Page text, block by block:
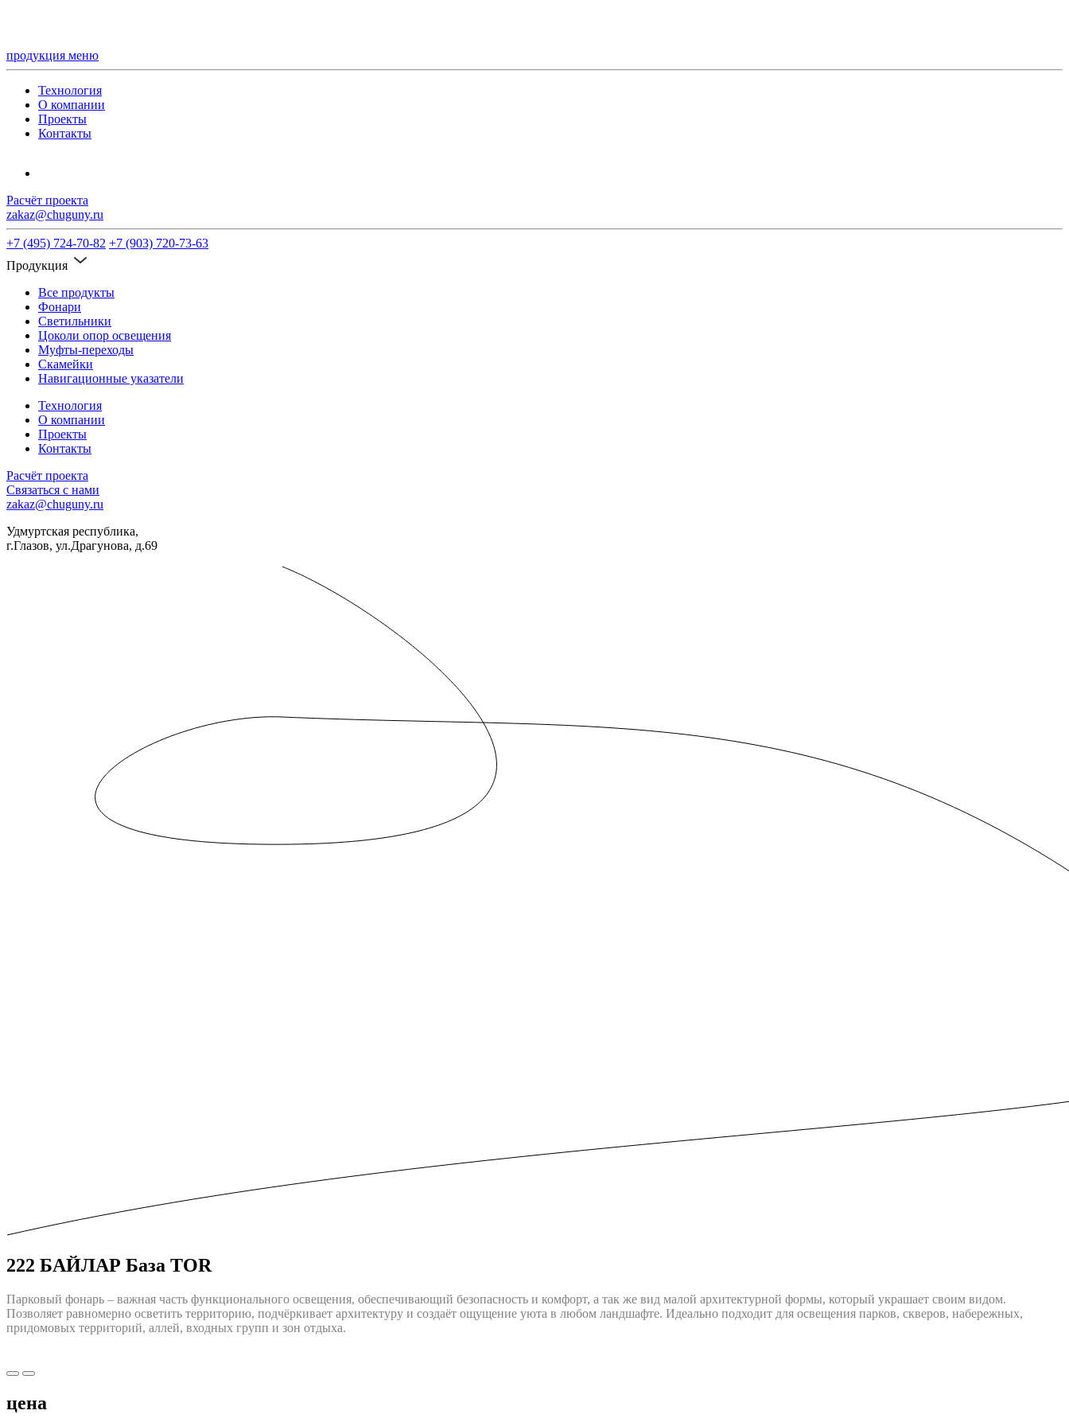
продукция меню
Технология
О компании
Проекты
Контакты
Расчёт проекта
zakaz@chuguny.ru
+7 (495) 724-70-82 +7 (903) 720-73-63
Продукция
Все продукты
Фонари
Светильники
Цоколи опор освещения
Муфты-переходы
Скамейки
Навигационные указатели
Технология
О компании
Проекты
Контакты
Расчёт проекта
Связаться с нами
zakaz@chuguny.ru
Удмуртская республика,
г.Глазов, ул.Драгунова, д.69
222 БАЙЛАР База TOR
Парковый фонарь – важная часть функционального освещения, обеспечивающий безопасность и комфорт, а так же вид малой архитектурной формы, который украшает своим видом.
Позволяет равномерно осветить территорию, подчёркивает архитектуру и создаёт ощущение уюта в любом ландшафте. Идеально подходит для освещения парков, скверов, набережных,
придомовых территорий, аллей, входных групп и зон отдыха.
цена